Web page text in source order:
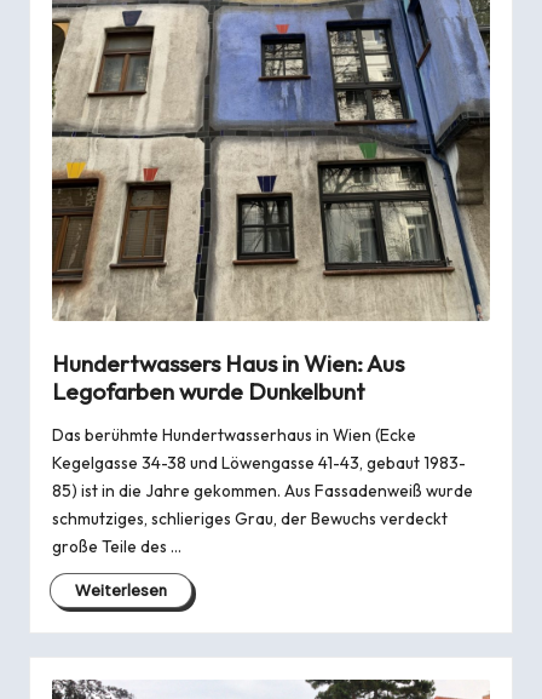
Hundertwassers Haus in Wien: Aus
Legofarben wurde Dunkelbunt
Das berühmte Hundertwasserhaus in Wien (Ecke
Kegelgasse 34-38 und Löwengasse 41-43, gebaut 1983-
85) ist in die Jahre gekommen. Aus Fassadenweiß wurde
schmutziges, schlieriges Grau, der Bewuchs verdeckt
große Teile des …
Weiterlesen